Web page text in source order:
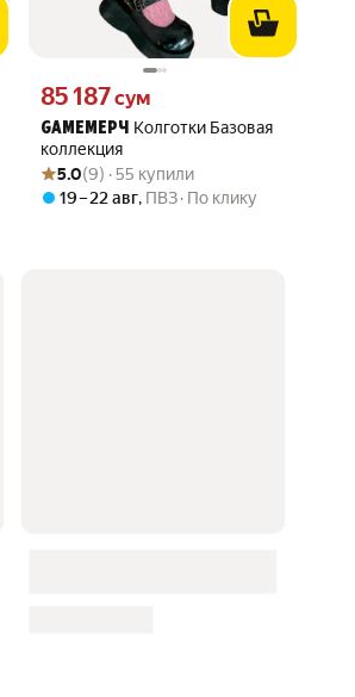
GAMEМЕРЧ Колготки Базовая
коллекция
Цена 85187 сум вместо
85 187сум
Рейтинг товара: 5.0 из 5
Оценок: (9) · 55 купили
5.0(9) · 55 купили
19 – 22 авг, ПВЗ По клику